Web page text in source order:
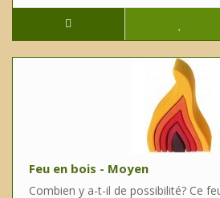
Feu en bois - Moyen
Combien y a-t-il de possibilité? Ce